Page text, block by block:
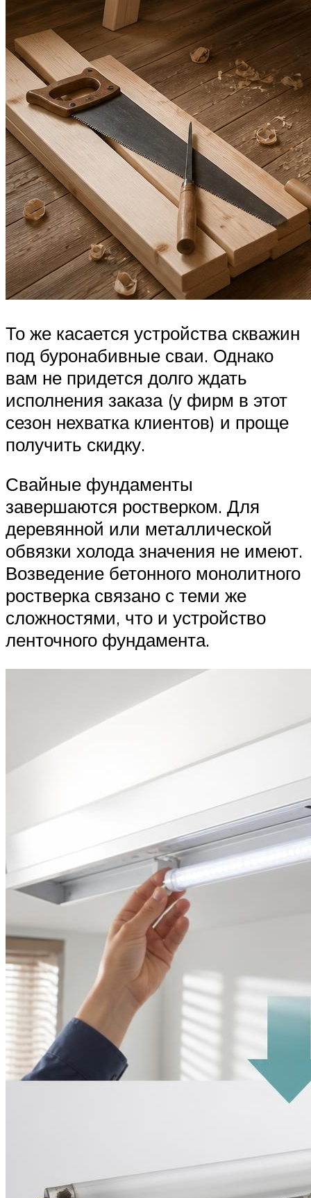
То же касается устройства скважин
под буронабивные сваи. Однако
вам не придется долго ждать
исполнения заказа (у фирм в этот
сезон нехватка клиентов) и проще
получить скидку.
Свайные фундаменты
завершаются ростверком. Для
деревянной или металлической
обвязки холода значения не имеют.
Возведение бетонного монолитного
ростверка связано с теми же
сложностями, что и устройство
ленточного фундамента.